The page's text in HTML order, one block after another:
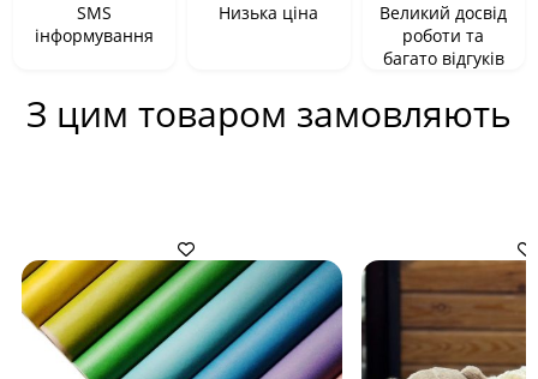
SMS
інформування
Низька ціна
Великий досвід
роботи та
багато відгуків
З цим товаром замовляють